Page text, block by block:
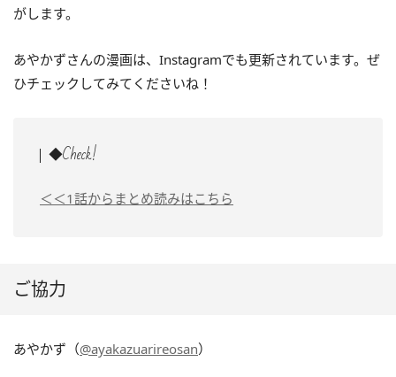
がします。
あやかずさんの漫画は、Instagramでも更新されています。ぜ
ひチェックしてみてくださいね！
◆Check!
＜＜1話からまとめ読みはこちら
ご協力
あやかず（@ayakazuarireosan）